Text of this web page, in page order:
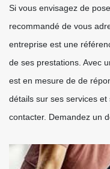
Si vous envisagez de
recommandé de vous
entreprise est une
de ses prestations. Avec
est en mesure de de
détails sur ses services
contacter. Demandez un